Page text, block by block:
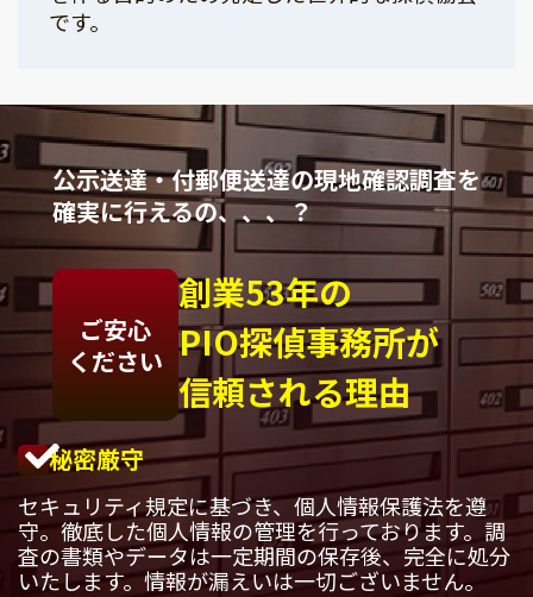
です。
公示送達・付郵便送達の現地確認調査を
確実に行えるの、、、？
ご安心
ください
創業53年の
PIO探偵事務所が
信頼される理由
秘密厳守
セキュリティ規定に基づき、個人情報保護法を遵
守。徹底した個人情報の管理を行っております。調
査の書類やデータは一定期間の保存後、完全に処分
いたします。情報が漏えいは一切ございません。